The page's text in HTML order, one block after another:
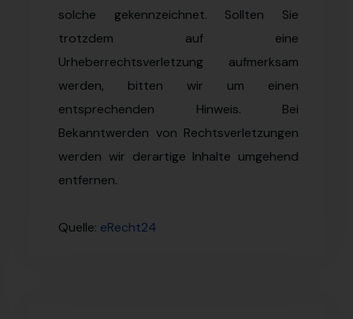
solche gekennzeichnet. Sollten Sie
trotzdem auf eine
Urheberrechtsverletzung aufmerksam
werden, bitten wir um einen
entsprechenden Hinweis. Bei
Bekanntwerden von Rechtsverletzungen
werden wir derartige Inhalte umgehend
entfernen.
Quelle: eRecht24